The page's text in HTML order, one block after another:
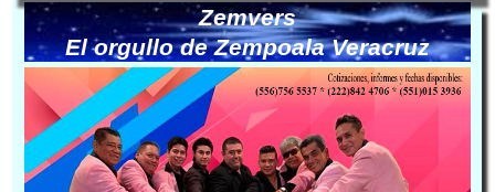
Zemvers
El orgullo de Zempoala Veracruz